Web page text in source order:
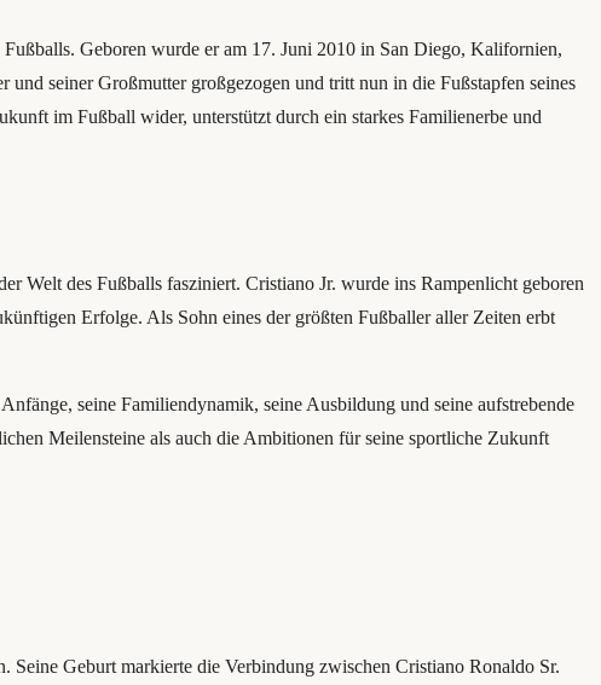
Geboren wurde er am 17. Juni 2010 in San Diego, Kalifornien,
und seiner Großmutter großgezogen und tritt nun in die Fußstapfen seines
im Fußball wider, unterstützt durch ein starkes Familienerbe und
Welt des Fußballs fasziniert. Cristiano Jr. wurde ins Rampenlicht geboren
Erfolge. Als Sohn eines der größten Fußballer aller Zeiten erbt
seine Familiendynamik, seine Ausbildung und seine aufstrebende
Meilensteine ​​als auch die Ambitionen für seine sportliche Zukunft
Geburt markierte die Verbindung zwischen Cristiano Ronaldo Sr.